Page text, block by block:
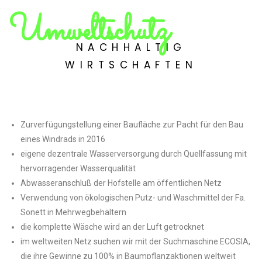
Umweltschutz
NACHHALTIG
WIRTSCHAFTEN
Zurverfügungstellung einer Baufläche zur Pacht für den Bau
eines Windrads in 2016
eigene dezentrale Wasserversorgung durch Quellfassung mit
hervorragender Wasserqualität
Abwasseranschluß der Hofstelle am öffentlichen Netz
Verwendung von ökologischen Putz- und Waschmittel der Fa.
Sonett in Mehrwegbehältern
die komplette Wäsche wird an der Luft getrocknet
im weltweiten Netz suchen wir mit der Suchmaschine ECOSIA,
die ihre Gewinne zu 100% in Baumpflanzaktionen weltweit